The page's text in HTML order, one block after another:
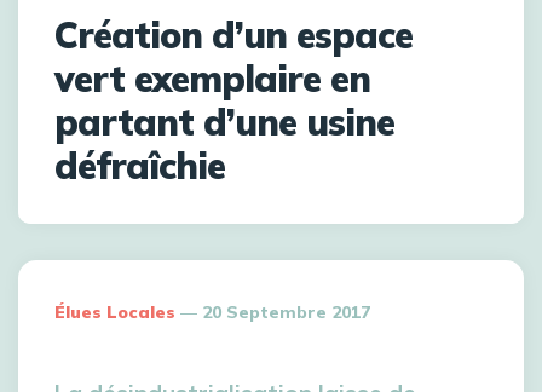
Création d’un espace
vert exemplaire en
partant d’une usine
défraîchie
Élues Locales 20 Septembre 2017